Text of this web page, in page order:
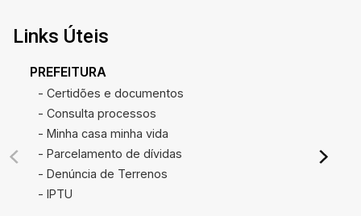
Links Úteis
PREFEITURA
- Certidões e documentos
- Consulta processos
- Minha casa minha vida
- Parcelamento de dívidas
- Denúncia de Terrenos
- IPTU